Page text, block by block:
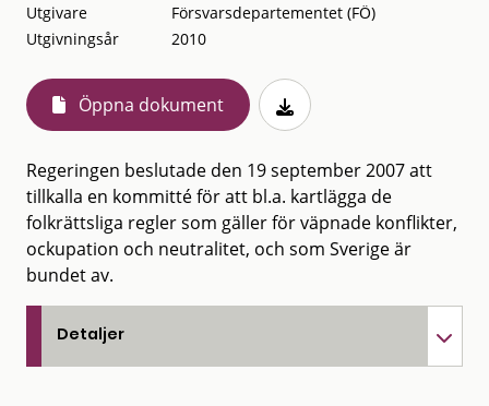
Utgivare
Försvarsdepartementet (FÖ)
Utgivningsår
2010
Öppna dokument
Regeringen beslutade den 19 september 2007 att
tillkalla en kommitté för att bl.a. kartlägga de
folkrättsliga regler som gäller för väpnade konflikter,
ockupation och neutralitet, och som Sverige är
bundet av.
Detaljer